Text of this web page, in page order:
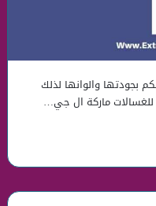
بجودتها والوانها لذلك
ماركة ال جي…